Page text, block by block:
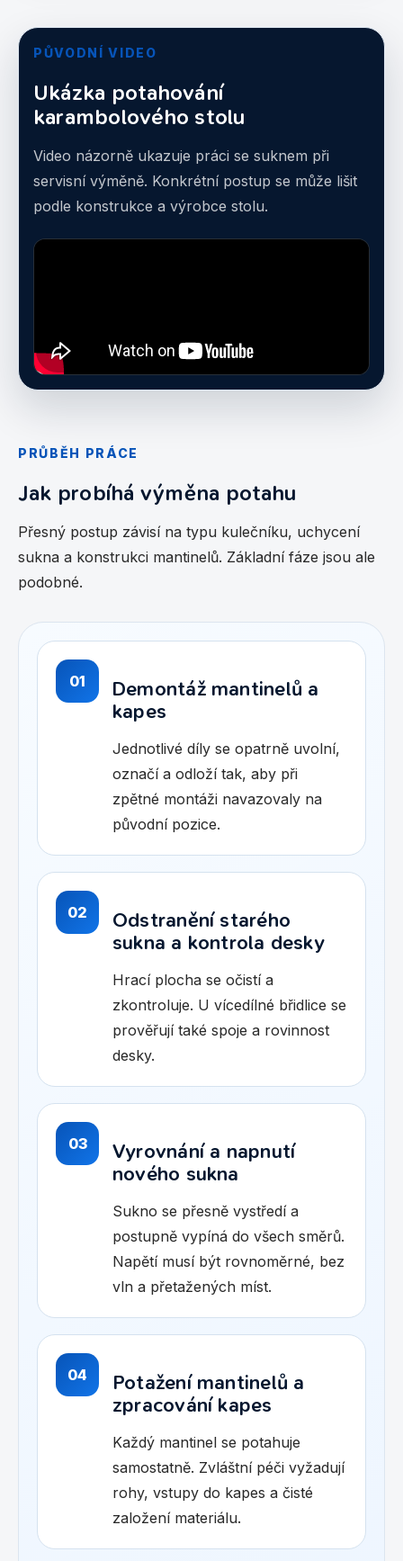
PŮVODNÍ VIDEO
Ukázka potahování
karambolového stolu
Video názorně ukazuje práci se suknem při
servisní výměně. Konkrétní postup se může lišit
podle konstrukce a výrobce stolu.
PRŮBĚH PRÁCE
Jak probíhá výměna potahu
Přesný postup závisí na typu kulečníku, uchycení
sukna a konstrukci mantinelů. Základní fáze jsou ale
podobné.
01
Demontáž mantinelů a
kapes
Jednotlivé díly se opatrně uvolní,
označí a odloží tak, aby při
zpětné montáži navazovaly na
původní pozice.
02
Odstranění starého
sukna a kontrola desky
Hrací plocha se očistí a
zkontroluje. U vícedílné břidlice se
prověřují také spoje a rovinnost
desky.
03
Vyrovnání a napnutí
nového sukna
Sukno se přesně vystředí a
postupně vypíná do všech směrů.
Napětí musí být rovnoměrné, bez
vln a přetažených míst.
04
Potažení mantinelů a
zpracování kapes
Každý mantinel se potahuje
samostatně. Zvláštní péči vyžadují
rohy, vstupy do kapes a čisté
založení materiálu.